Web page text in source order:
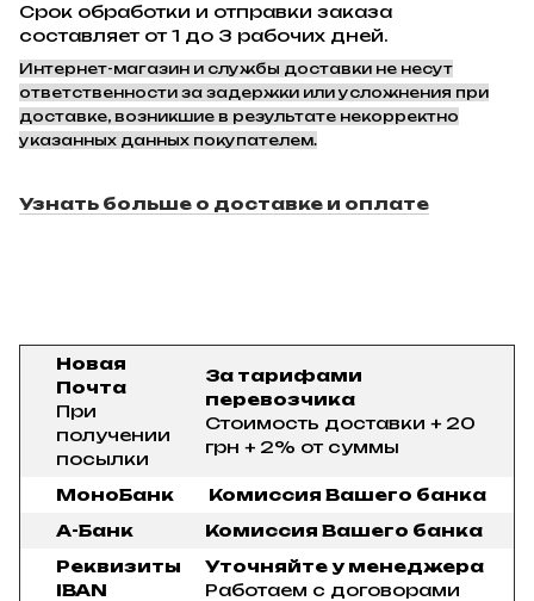
Срок обработки и отправки заказа
составляет от 1 до 3 рабочих дней.
Интернет-магазин и службы доставки не несут
ответственности за задержки или усложнения при
доставке, возникшие в результате некорректно
указанных данных покупателем.
Узнать больше о доставке и оплате
Новая
Почта
При
получении
посылки
За тарифами
перевозчика
Стоимость доставки + 20
грн + 2% от суммы
МоноБанк
Комиссия Вашего банка
А-Банк
Комиссия Вашего банка
Реквизиты
IBAN
Уточняйте у менеджера
Работаем с договорами